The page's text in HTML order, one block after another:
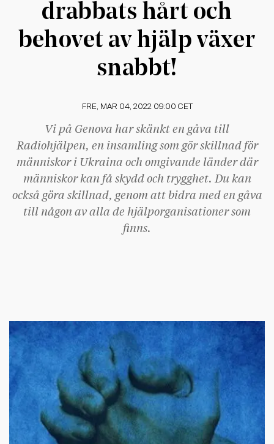
drabbats hårt och
behovet av hjälp växer
snabbt!
FRE, MAR 04, 2022 09:00 CET
Vi på Genova har skänkt en gåva till
Radiohjälpen, en insamling som gör skillnad för
människor i Ukraina och omgivande länder där
människor kan få skydd och trygghet. Du kan
också göra skillnad, genom att bidra med en gåva
till någon av alla de hjälporganisationer som
finns.